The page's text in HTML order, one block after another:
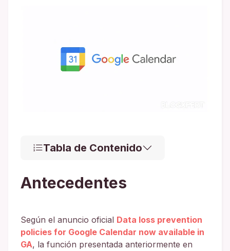
Tabla de Contenido
Antecedentes
Según el anuncio oficial Data loss prevention
policies for Google Calendar now available in
GA, la función presentada anteriormente en